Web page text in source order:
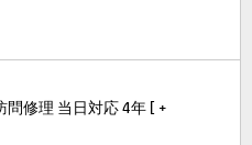
問修理 当日対応 4年 [ +